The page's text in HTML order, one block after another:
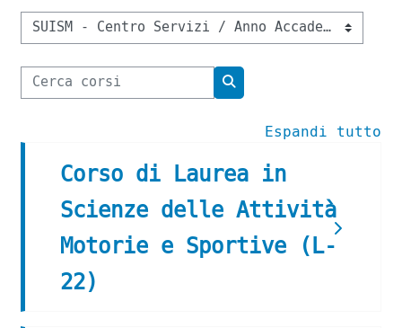
Categorie di corso
Cerca corsi
Cerca corsi
Espandi tutto
Corso di Laurea in
Scienze delle Attività
Motorie e Sportive (L-
22)